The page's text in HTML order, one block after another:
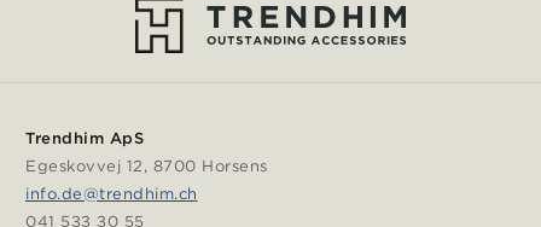
Trendhim ApS
Egeskovvej 12, 8700 Horsens
info.de@trendhim.ch
041 533 30 55